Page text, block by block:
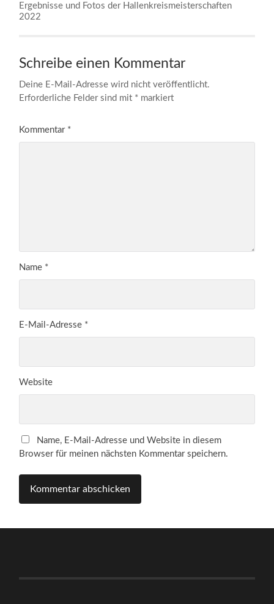
Ergebnisse und Fotos der Hallenkreismeisterschaften
2022
Schreibe einen Kommentar
Deine E-Mail-Adresse wird nicht veröffentlicht.
Erforderliche Felder sind mit * markiert
Kommentar *
Name *
E-Mail-Adresse *
Website
Name, E-Mail-Adresse und Website in diesem
Browser für meinen nächsten Kommentar speichern.